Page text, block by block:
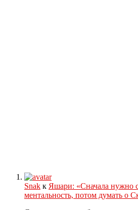
Snak к Яшари: «Сначала нужно
ментальность, потом думать о